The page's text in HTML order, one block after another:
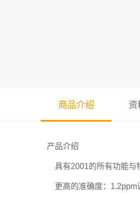
商品介绍
产品介绍
具有2001的所有功能与
更高的准确度：1.2ppm